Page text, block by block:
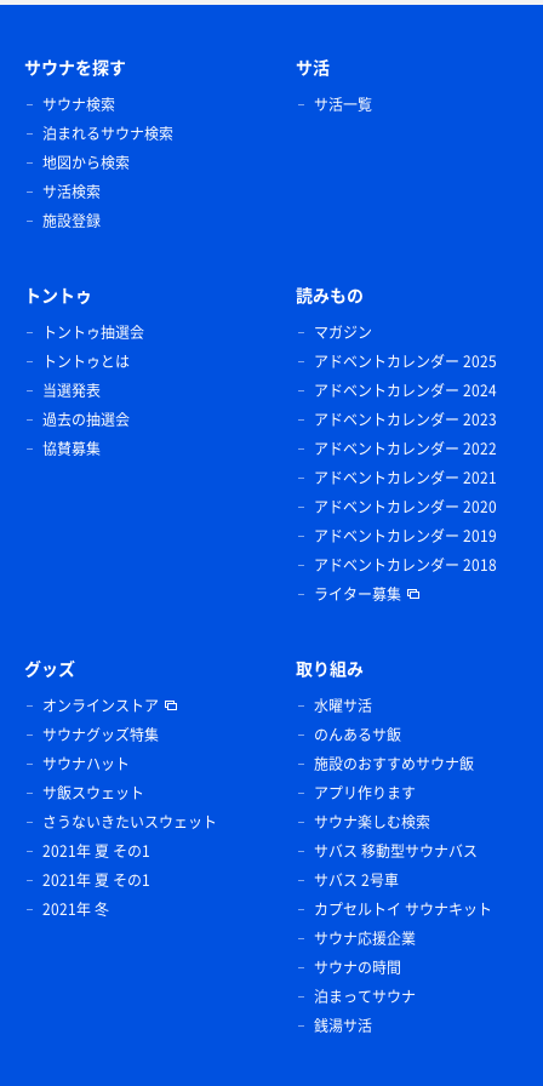
サウナを探す
サウナ検索
泊まれるサウナ検索
地図から検索
サ活検索
施設登録
サ活
サ活一覧
トントゥ
トントゥ抽選会
トントゥとは
当選発表
過去の抽選会
協賛募集
読みもの
マガジン
アドベントカレンダー 2025
アドベントカレンダー 2024
アドベントカレンダー 2023
アドベントカレンダー 2022
アドベントカレンダー 2021
アドベントカレンダー 2020
アドベントカレンダー 2019
アドベントカレンダー 2018
ライター募集
グッズ
オンラインストア
サウナグッズ特集
サウナハット
サ飯スウェット
さうないきたいスウェット
2021年 夏 その1
2021年 夏 その1
2021年 冬
取り組み
水曜サ活
のんあるサ飯
施設のおすすめサウナ飯
アプリ作ります
サウナ楽しむ検索
サバス 移動型サウナバス
サバス 2号車
カプセルトイ サウナキット
サウナ応援企業
サウナの時間
泊まってサウナ
銭湯サ活